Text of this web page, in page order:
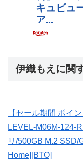
伊織もえに関
【セール期間 ポイ
LEVEL-M06M-124-
リ/500GB M.2 SSD/
Home][BTO]